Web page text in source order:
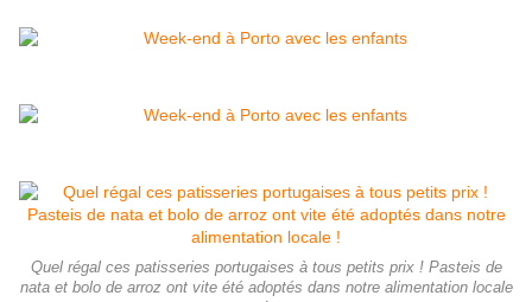
Quel régal ces patisseries portugaises à tous petits prix ! Pasteis de
nata et bolo de arroz ont vite été adoptés dans notre alimentation locale